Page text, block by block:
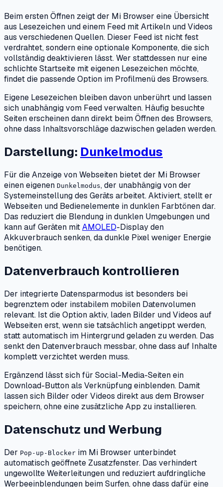
Beim ersten Öffnen zeigt der Mi Browser eine Übersicht
aus Lesezeichen und einem Feed mit Artikeln und Videos
aus verschiedenen Quellen. Dieser Feed ist nicht fest
verdrahtet, sondern eine optionale Komponente, die sich
vollständig deaktivieren lässt. Wer stattdessen nur eine
schlichte Startseite mit eigenen Lesezeichen möchte,
findet die passende Option im Profilmenü des Browsers.
Eigene Lesezeichen bleiben davon unberührt und lassen
sich unabhängig vom Feed verwalten. Häufig besuchte
Seiten erscheinen dann direkt beim Öffnen des Browsers,
ohne dass Inhaltsvorschläge dazwischen geladen werden.
Darstellung: Dunkelmodus
Für die Anzeige von Webseiten bietet der Mi Browser
einen eigenen Dunkelmodus, der unabhängig von der
Systemeinstellung des Geräts arbeitet. Aktiviert, stellt er
Webseiten und Bedienelemente in dunklen Farbtönen dar.
Das reduziert die Blendung in dunklen Umgebungen und
kann auf Geräten mitAMOLED-Display den
Akkuverbrauch senken, da dunkle Pixel weniger Energie
benötigen.
Datenverbrauch kontrollieren
Der integrierte Datensparmodus ist besonders bei
begrenztem oder instabilem mobilen Datenvolumen
relevant. Ist die Option aktiv, laden Bilder und Videos auf
Webseiten erst, wenn sie tatsächlich angetippt werden,
statt automatisch im Hintergrund geladen zu werden. Das
senkt den Datenverbrauch messbar, ohne dass auf Inhalte
komplett verzichtet werden muss.
Ergänzend lässt sich für Social-Media-Seiten ein
Download-Button als Verknüpfung einblenden. Damit
lassen sich Bilder oder Videos direkt aus dem Browser
speichern, ohne eine zusätzliche App zu installieren.
Datenschutz und Werbung
Der Pop-up-Blocker im Mi Browser unterbindet
automatisch geöffnete Zusatzfenster. Das verhindert
ungewollte Weiterleitungen und reduziert aufdringliche
Werbeeinblendungen beim Surfen, ohne dass dafür eine